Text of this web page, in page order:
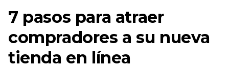
7 pasos para atraer
compradores a su nueva
tienda en línea